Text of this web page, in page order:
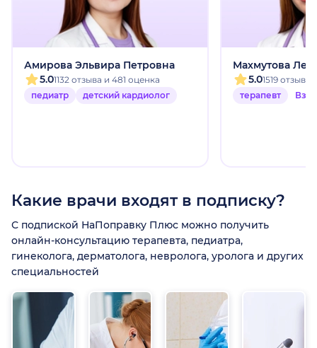
Амирова Эльвира Петровна
5.01132 отзыва и 481 оценка
педиатр
детский кардиолог
Махмутова
5.01519
терапевт
Какие врачи входят в подписку?
С подпиской НаПоправку Плюс можно получить
онлайн-консультацию терапевта, педиатра,
гинеколога, дерматолога, невролога, уролога и других
специальностей